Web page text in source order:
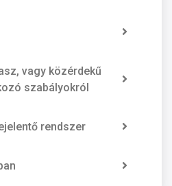
vagy közérdekű
szabályokról
rendszer